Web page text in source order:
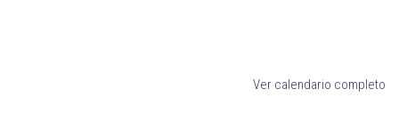
Ver calendario completo